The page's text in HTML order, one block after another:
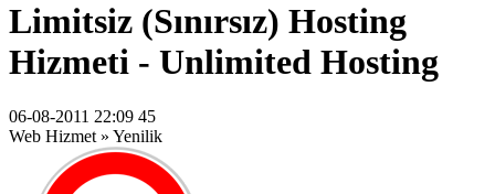
Limitsiz (Sınırsız) Hosting
Hizmeti - Unlimited Hosting
06-08-2011 22:09 45
Web Hizmet » Yenilik